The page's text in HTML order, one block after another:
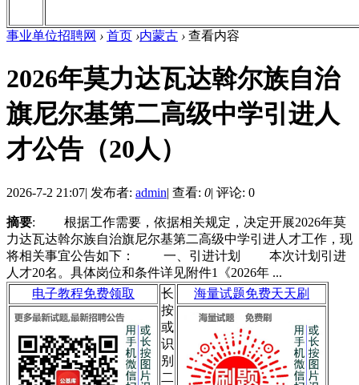
事业单位招聘网 › 首页 ›内蒙古 › 查看内容
2026年莫力达瓦达斡尔族自治
旗尼尔基第二高级中学引进人
才公告（20人）
2026-7-2 21:07| 发布者: admin| 查看: 0| 评论: 0
摘要: 根据工作需要，依据相关规定，决定开展2026年莫
力达瓦达斡尔族自治旗尼尔基第二高级中学引进人才工作，现
将相关事宜公告如下： 一、引进计划 本次计划引进
人才20名。具体岗位和条件详见附件1《2026年 ...
电子教程免费领取
长
按
或
识
别
二
海量试题免费天天刷